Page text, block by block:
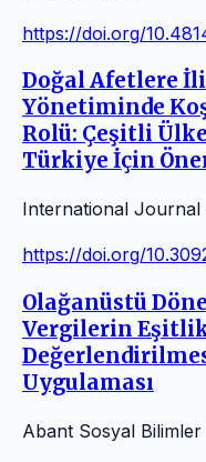
https://doi.org/
Doğal Afetlere
Yönetiminde
Rolü: Çeşitli
Türkiye İçin
International Journal
https://doi.org/
Olağanüstü
Vergilerin Eşitlik
Uygulaması
Abant Sosyal Bilimler